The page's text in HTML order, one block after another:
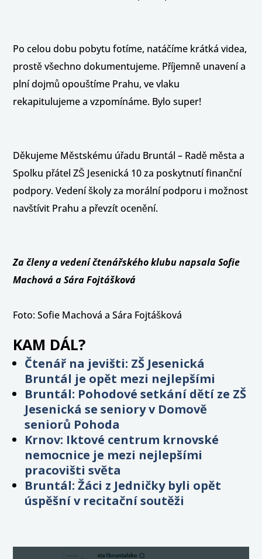
Po celou dobu pobytu fotíme, natáčíme krátká videa,
prostě všechno dokumentujeme. Příjemně unavení a
plní dojmů opouštíme Prahu, ve vlaku
rekapitulujeme a vzpomínáme. Bylo super!
Děkujeme Městskému úřadu Bruntál – Radě města a
Spolku přátel ZŠ Jesenická 10 za poskytnutí finanční
podpory. Vedení školy za morální podporu i možnost
navštívit Prahu a převzít ocenění.
Za členy a vedení čtenářského klubu napsala Sofie
Machová a Sára Fojtášková
Foto: Sofie Machová a Sára Fojtášková
KAM DÁL?
Čtenář na jevišti: ZŠ Jesenická
Bruntál je opět mezi nejlepšími
Bruntál: Pohodové setkání dětí ze ZŠ
Jesenická se seniory v Domově
seniorů Pohoda
Krnov: Iktové centrum krnovské
nemocnice je mezi nejlepšími
pracovišti světa
Bruntál: Žáci z Jedničky byli opět
úspěšní v recitační soutěži